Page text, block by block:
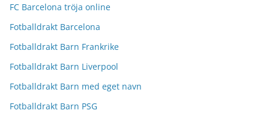
FC Barcelona tröja online
Fotballdrakt Barcelona
Fotballdrakt Barn Frankrike
Fotballdrakt Barn Liverpool
Fotballdrakt Barn med eget navn
Fotballdrakt Barn PSG